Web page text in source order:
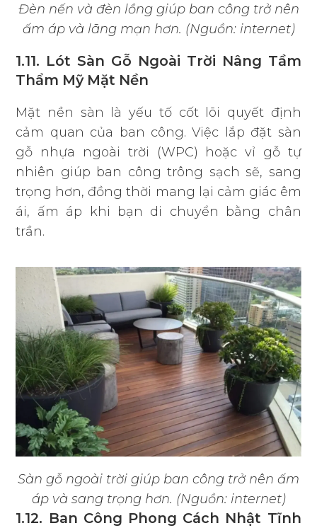
Đèn nến và đèn lồng giúp ban công trở nên
ấm áp và lãng mạn hơn. (Nguồn: internet)
1.11. Lót Sàn Gỗ Ngoài Trời Nâng Tầm
Thẩm Mỹ Mặt Nền
Mặt nền sàn là yếu tố cốt lõi quyết định
cảm quan của ban công. Việc lắp đặt sàn
gỗ nhựa ngoài trời (WPC) hoặc vỉ gỗ tự
nhiên giúp ban công trông sạch sẽ, sang
trọng hơn, đồng thời mang lại cảm giác êm
ái, ấm áp khi bạn di chuyển bằng chân
trần.
Sàn gỗ ngoài trời giúp ban công trở nên ấm
áp và sang trọng hơn. (Nguồn: internet)
1.12. Ban Công Phong Cách Nhật Tĩnh